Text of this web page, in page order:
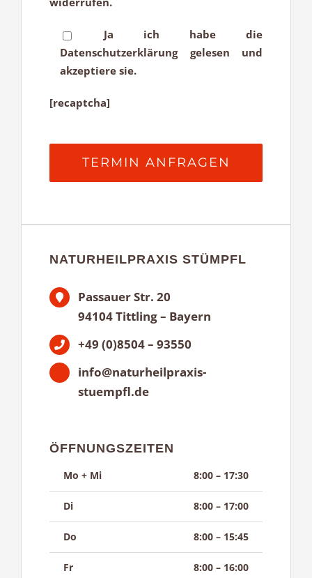
Ja ich habe die
Datenschutzerklärung gelesen und
akzeptiere sie.
[recaptcha]
NATURHEILPRAXIS STÜMPFL
Passauer Str. 20
94104 Tittling – Bayern
+49 (0)8504 – 93550
info@naturheilpraxis-
stuempfl.de
ÖFFNUNGSZEITEN
Mo + Mi 8:00 – 17:30
Di 8:00 – 17:00
Do 8:00 – 15:45
Fr 8:00 – 16:00